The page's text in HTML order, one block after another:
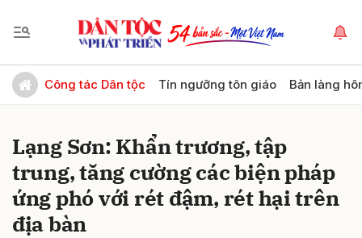
Công tác Dân tộc Tín ngưỡng tôn giáo Bản làng
Lạng Sơn: Khẩn trương, tập
trung, tăng cường các biện pháp
ứng phó với rét đậm, rét hại trên
địa bàn
Gửi bình luận